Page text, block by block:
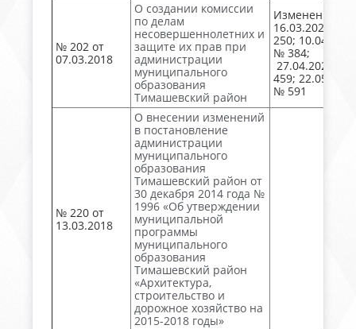
№ 202 от
07.03.2018
О создании комиссии
по делам
несовершеннолетних и
защите их прав при
администрации
муниципального
образования
Тимашевский район
Изменен
16.03.2026 №
250; 10.04.2026
№ 384;
27.04.2026 №
459; 22.05.2026
№ 591
№ 220 от
13.03.2018
О внесении изменений
в постановление
администрации
муниципального
образования
Тимашевский район от
30 декабря 2014 года №
1996 «Об утверждении
муниципальной
программы
муниципального
образования
Тимашевский район
«Архитектура,
строительство и
дорожное хозяйство на
2015-2018 годы»